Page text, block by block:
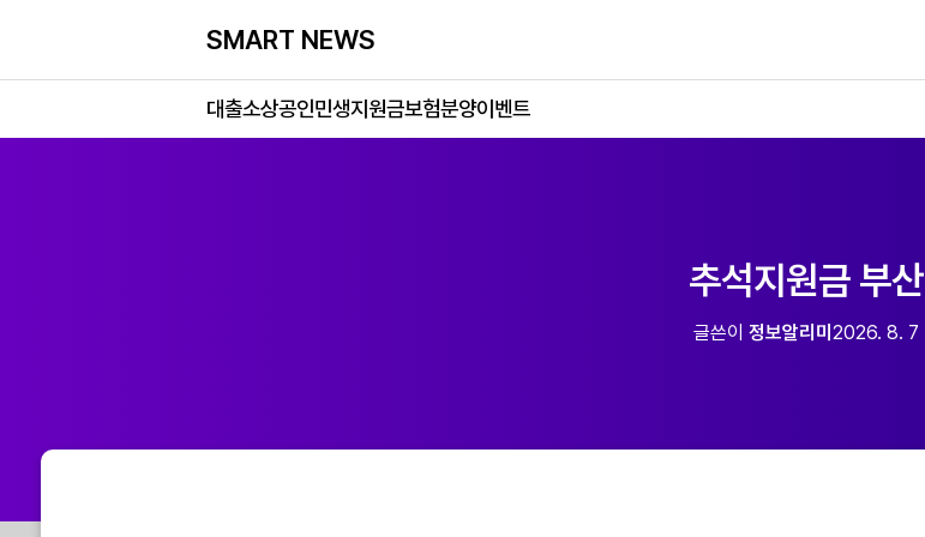
SMART NEWS
대출소상공인민생지원금보험분양이벤트
추석지원금 부산
글쓴이 정보알리미 2026. 8. 7